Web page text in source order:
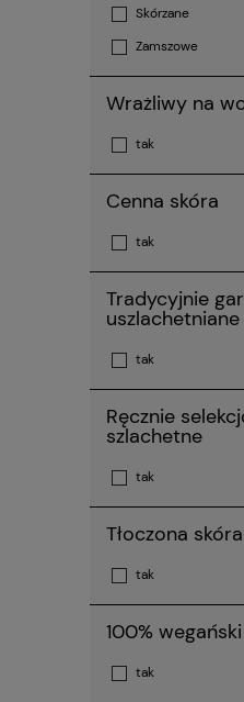
Skórzane
Zamszowe
Wrażliwy na
tak
Cenna skóra
tak
Tradycyjnie
uszlachetniane
tak
Ręcznie
szlachetne
tak
Tłoczona skóra
tak
100% wegański
tak